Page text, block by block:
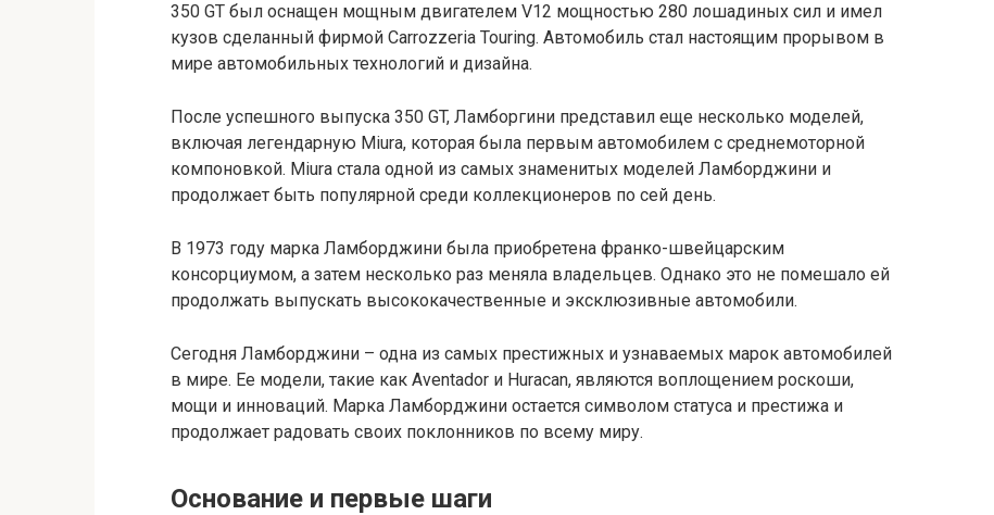
350 GT был оснащен мощным двигателем V12 мощностью 280 лошадиных сил и имел
кузов сделанный фирмой Carrozzeria Touring. Автомобиль стал настоящим прорывом в
мире автомобильных технологий и дизайна.
После успешного выпуска 350 GT, Ламборгини представил еще несколько моделей,
включая легендарную Miura, которая была первым автомобилем с среднемоторной
компоновкой. Miura стала одной из самых знаменитых моделей Ламборджини и
продолжает быть популярной среди коллекционеров по сей день.
В 1973 году марка Ламборджини была приобретена франко-швейцарским
консорциумом, а затем несколько раз меняла владельцев. Однако это не помешало ей
продолжать выпускать высококачественные и эксклюзивные автомобили.
Сегодня Ламборджини – одна из самых престижных и узнаваемых марок автомобилей
в мире. Ее модели, такие как Aventador и Huracan, являются воплощением роскоши,
мощи и инноваций. Марка Ламборджини остается символом статуса и престижа и
продолжает радовать своих поклонников по всему миру.
Основание и первые шаги